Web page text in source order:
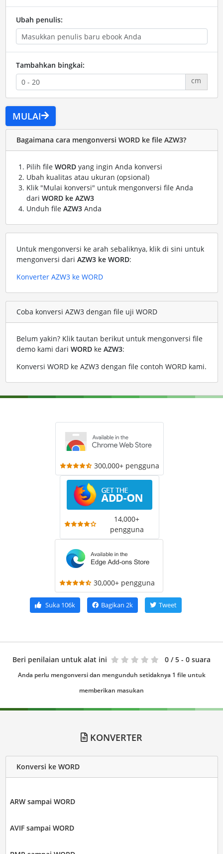
Ubah penulis:
Tambahkan bingkai:
cm
MULAI
Bagaimana cara mengonversi WORD ke file AZW3?
Pilih file WORDyang ingin Anda konversi
Ubah kualitas atau ukuran (opsional)
Klik "Mulai konversi" untuk mengonversi file Anda
dari WORD ke AZW3
Unduh file AZW3Anda
Untuk mengonversi ke arah sebaliknya, klik di sini untuk
mengonversi dari AZW3 ke WORD:
Konverter AZW3 ke WORD
Coba konversi AZW3 dengan file uji WORD
Belum yakin? Klik tautan berikut untuk mengonversi file
demo kami dari WORDke AZW3:
Konversi WORD ke AZW3 dengan file contoh WORD kami.
300,000+ pengguna
14,000+
pengguna
30,000+ pengguna
Suka106k Bagikan 2k Tweet
Beri penilaian untuk alat ini 0 / 5 - 0 suara
Anda perlu mengonversi dan mengunduh setidaknya 1 file untuk
memberikan masukan
KONVERTER
Konversi ke WORD
ARW sampai WORD
AVIF sampai WORD